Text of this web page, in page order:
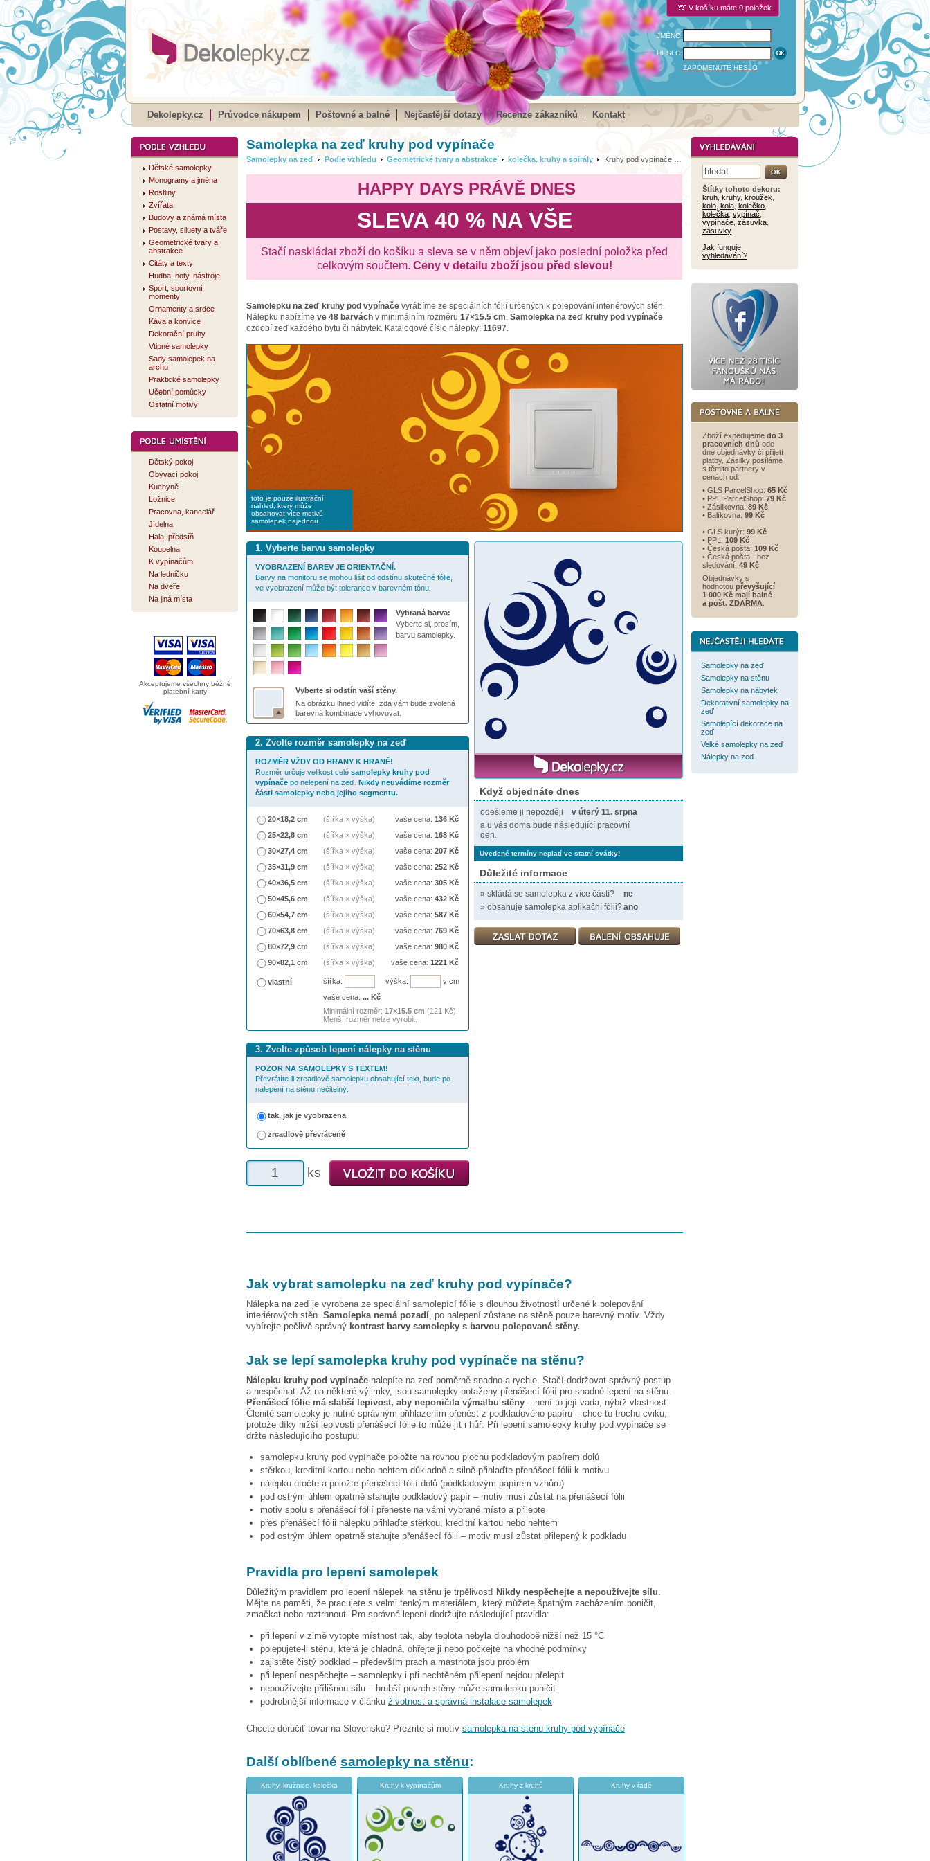
V košíku máte 0 položek
JMÉNO:
HESLO:
ZAPOMENUTÉ HESLO
Dekolepky.cz Průvodce nákupem Poštovné a balné Nejčastější dotazy Recenze zákazníků Kontakt
Dětské samolepky
Monogramy a jména
Rostliny
Zvířata
Budovy a známá místa
Postavy, siluety a tváře
Geometrické tvary a
abstrakce
Citáty a texty
Hudba, noty, nástroje
Sport, sportovní
momenty
Ornamenty a srdce
Káva a konvice
Dekorační pruhy
Vtipné samolepky
Sady samolepek na
archu
Praktické samolepky
Učební pomůcky
Ostatní motivy
Dětský pokoj
Obývací pokoj
Kuchyně
Ložnice
Pracovna, kancelář
Jídelna
Hala, předsíň
Koupelna
K vypínačům
Na ledničku
Na dveře
Na jiná místa
Akceptujeme všechny běžné
platební karty
Samolepka na zeď kruhy pod vypínače
Samolepky na zeď Podle vzhledu Geometrické tvary a abstrakce kolečka, kruhy a spirály Kruhy pod vypínače (11697)
HAPPY DAYS PRÁVĚ DNES
SLEVA 40 % NA VŠE
Stačí naskládat zboží do košíku a sleva se v něm objeví jako poslední položka před
celkovým součtem. Ceny v detailu zboží jsou před slevou!
Samolepku na zeď kruhy pod vypínače vyrábíme ze speciálních fólií určených k polepování interiérových stěn.
Nálepku nabízíme ve 48 barvách v minimálním rozměru 17×15.5 cm. Samolepka na zeď kruhy pod vypínače
ozdobí zeď každého bytu či nábytek. Katalogové číslo nálepky: 11697.
toto je pouze ilustrační
náhled, který může
obsahovat více motivů
samolepek najednou
Když objednáte dnes
odešleme ji nepozději
v úterý 11. srpna
a u vás doma bude následující pracovní
den.
Uvedené termíny neplatí ve statní svátky!
Důležité informace
» skládá se samolepka z více částí?
ne
» obsahuje samolepka aplikační fólii?ano
1. Vyberte barvu samolepky
VYOBRAZENÍ BAREV JE ORIENTAČNÍ.
Barvy na monitoru se mohou lišit od odstínu skutečné fólie,
ve vyobrazení může být tolerance v barevném tónu.
Vybraná barva:
Vyberte si, prosím,
barvu samolepky.
Vyberte si odstín vaší stěny.
Na obrázku ihned vidíte, zda vám bude zvolená
barevná kombinace vyhovovat.
2. Zvolte rozměr samolepky na zeď
ROZMĚR VŽDY OD HRANY K HRANĚ!
Rozměr určuje velikost celé samolepky kruhy pod
vypínače po nelepení na zeď. Nikdy neuvádíme rozměr
části samolepky nebo jejího segmentu.
20×18,2 cm (šířka × výška) vaše cena: 136 Kč
25×22,8 cm
(šířka × výška) vaše cena: 168 Kč
30×27,4 cm
(šířka × výška) vaše cena: 207 Kč
35×31,9 cm
(šířka × výška) vaše cena: 252 Kč
40×36,5 cm
(šířka × výška) vaše cena: 305 Kč
50×45,6 cm
(šířka × výška) vaše cena: 432 Kč
60×54,7 cm
(šířka × výška) vaše cena: 587 Kč
70×63,8 cm
(šířka × výška) vaše cena: 769 Kč
80×72,9 cm
(šířka × výška) vaše cena: 980 Kč
90×82,1 cm
(šířka × výška) vaše cena: 1221 Kč
vlastní šířka: výška:
v cm
vaše cena: ... Kč
Minimální rozměr: 17×15.5 cm (121 Kč).
Menší rozměr nelze vyrobit.
3. Zvolte způsob lepení nálepky na stěnu
POZOR NA SAMOLEPKY S TEXTEM!
Převrátíte-li zrcadlově samolepku obsahující text, bude po
nalepení na stěnu nečitelný.
tak, jak je vyobrazena
zrcadlově převráceně
ks
Jak vybrat samolepku na zeď kruhy pod vypínače?
Nálepka na zeď je vyrobena ze speciální samolepící fólie s dlouhou životností určené k polepování
interiérových stěn. Samolepka nemá pozadí, po nalepení zůstane na stěně pouze barevný motiv. Vždy
vybírejte pečlivě správný kontrast barvy samolepky s barvou polepované stěny.
Jak se lepí samolepka kruhy pod vypínače na stěnu?
Nálepku kruhy pod vypínače nalepíte na zeď poměrně snadno a rychle. Stačí dodržovat správný postup
a nespěchat. Až na některé výjimky, jsou samolepky potaženy přenášecí fólií pro snadné lepení na stěnu.
Přenášecí fólie má slabší lepivost, aby neponičila výmalbu stěny – není to její vada, nýbrž vlastnost.
Členité samolepky je nutné správným přihlazením přenést z podkladového papíru – chce to trochu cviku,
protože díky nižší lepivosti přenášecí fólie to může jít i hůř. Při lepení samolepky kruhy pod vypínače se
držte následujícího postupu:
samolepku kruhy pod vypínače položte na rovnou plochu podkladovým papírem dolů
stěrkou, kreditní kartou nebo nehtem důkladně a silně přihlaďte přenášecí fólii k motivu
nálepku otočte a položte přenášecí fólií dolů (podkladovým papírem vzhůru)
pod ostrým úhlem opatrně stahujte podkladový papír – motiv musí zůstat na přenášecí fólii
motiv spolu s přenášecí fólií přeneste na vámi vybrané místo a přilepte
přes přenášecí fólii nálepku přihlaďte stěrkou, kreditní kartou nebo nehtem
pod ostrým úhlem opatrně stahujte přenášecí fólii – motiv musí zůstat přilepený k podkladu
Pravidla pro lepení samolepek
Důležitým pravidlem pro lepení nálepek na stěnu je trpělivost! Nikdy nespěchejte a nepoužívejte sílu.
Mějte na paměti, že pracujete s velmi tenkým materiálem, který můžete špatným zacházením poničit,
zmačkat nebo roztrhnout. Pro správné lepení dodržujte následující pravidla:
při lepení v zimě vytopte místnost tak, aby teplota nebyla dlouhodobě nižší než 15 °C
polepujete-li stěnu, která je chladná, ohřejte ji nebo počkejte na vhodné podmínky
zajistěte čistý podklad – především prach a mastnota jsou problém
při lepení nespěchejte – samolepky i při nechtěném přilepení nejdou přelepit
nepoužívejte přílišnou sílu – hrubší povrch stěny může samolepku poničit
podrobnější informace v článku životnost a správná instalace samolepek
Chcete doručiť tovar na Slovensko? Prezrite si motív samolepka na stenu kruhy pod vypínače
Další oblíbené samolepky na stěnu:
Kruhy, kružnice, kolečka Kruhy k vypínačům Kruhy z kruhů Kruhy v řadě
Štítky tohoto dekoru:
kruh kruhy, kroužek
kolo kola kolečko
kolečka vypínač
vypínače zásuvka
zásuvky
Jak funguje
vyhledávání?
Zboží expedujeme do 3
pracovních dnů ode
dne objednávky či přijetí
platby. Zásilky posíláme
s těmito partnery v
cenách od:
• GLS ParcelShop: 65 Kč
• PPL ParcelShop: 79 Kč
• Zásilkovna: 89 Kč
• Balíkovna: 99 Kč
• GLS kurýr: 99 Kč
• PPL: 109 Kč
• Česká pošta: 109 Kč
• Česká pošta - bez
sledování: 49 Kč
Objednávky s
hodnotou převyšující
1 000 Kč mají balné
a pošt. ZDARMA
Samolepky na zeď
Samolepky na stěnu
Samolepky na nábytek
Dekorativní samolepky na
zeď
Samolepící dekorace na
zeď
Velké samolepky na zeď
Nálepky na zeď